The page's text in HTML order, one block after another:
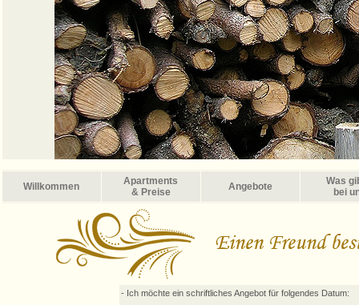
Willkommen
Apartments
& Preise
Angebote
Was
bei
- Ich möchte ein schriftliches Angebot für folgendes Datum: